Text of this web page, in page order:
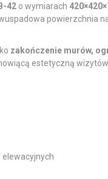
42 o wymiarach
powierzchnia
zakończenie murów,
estetyczną